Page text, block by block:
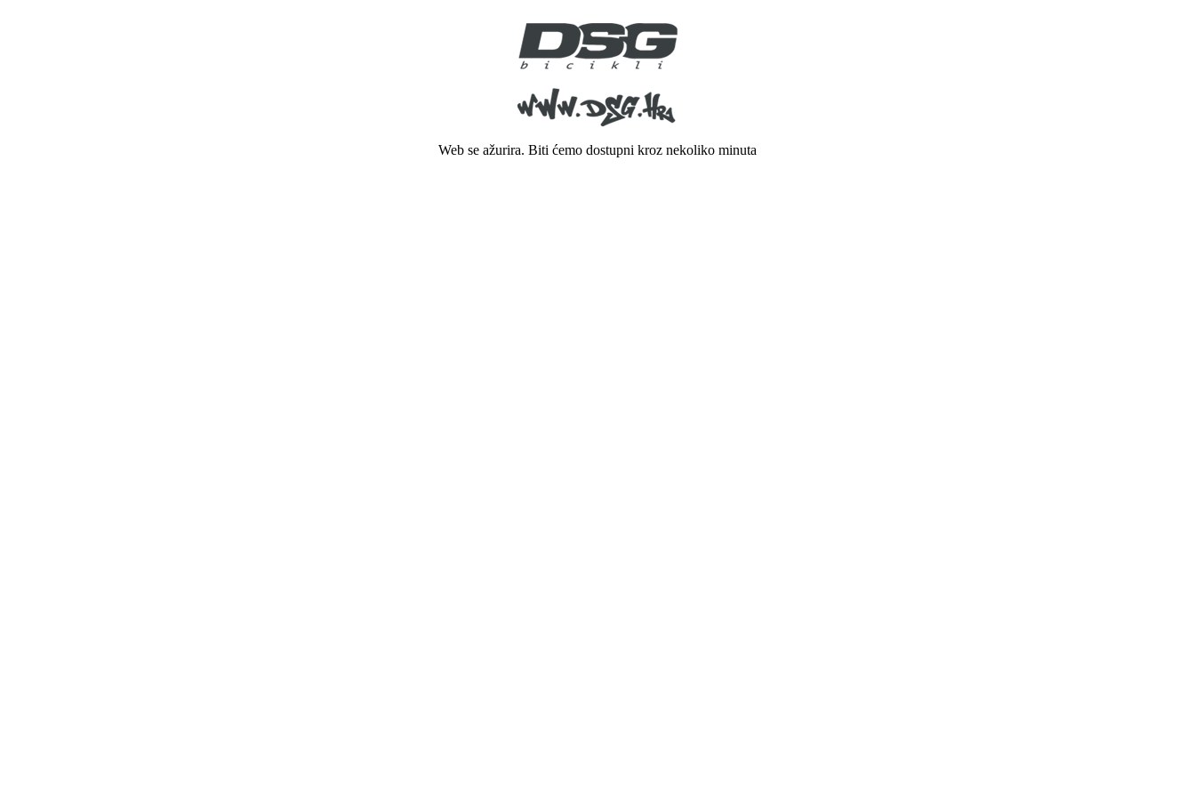
Web se ažurira. Biti ćemo dostupni kroz nekoliko minuta